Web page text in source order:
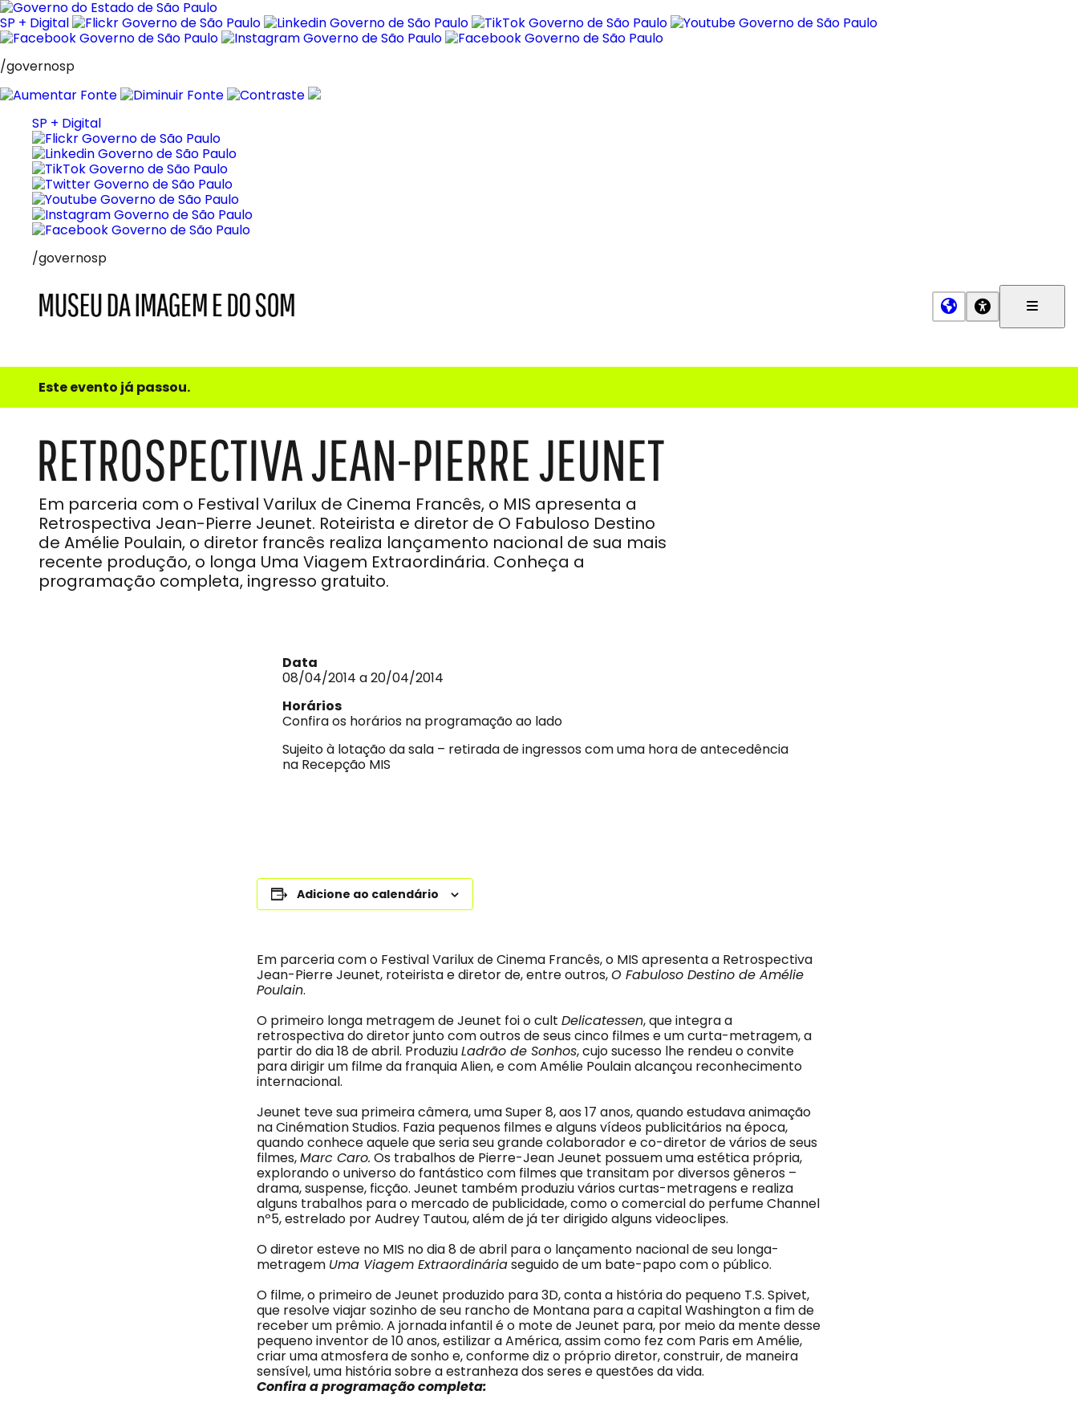
Pular
para
o
SP + Digital
/governosp
SP + Digital
/governosp
e
do
Som
Este evento já passou.
RETROSPECTIVA JEAN-PIERRE JEUNET
Em parceria com o Festival Varilux de Cinema Francês, o MIS apresenta a
Retrospectiva Jean-Pierre Jeunet. Roteirista e diretor de O Fabuloso Destino
de Amélie Poulain, o diretor francês realiza lançamento nacional de sua mais
recente produção, o longa Uma Viagem Extraordinária. Conheça a
programação completa, ingresso gratuito.
Data
08/04/2014 a 20/04/2014
Horários
Confira os horários na programação ao lado
Sujeito à lotação da sala – retirada de ingressos com uma hora de antecedência
na Recepção MIS
Adicione ao calendário
Em parceria com o Festival Varilux de Cinema Francês, o MIS apresenta a Retrospectiva
Jean-Pierre Jeunet, roteirista e diretor de, entre outros,O Fabuloso Destino de Amélie
Poulain.
O primeiro longa metragem de Jeunet foi o cult Delicatessen, que integra a
retrospectiva do diretor junto com outros de seus cinco filmes e um curta-metragem, a
partir do dia 18 de abril. ProduziuLadrão de Sonhos, cujo sucesso lhe rendeu o convite
para dirigir um filme da franquia Alien, e com Amélie Poulain alcançou reconhecimento
internacional.
Jeunet teve sua primeira câmera, uma Super 8, aos 17 anos, quando estudava animação
na Cinémation Studios. Fazia pequenos filmes e alguns vídeos publicitários na época,
quando conhece aquele que seria seu grande colaborador e co-diretor de vários de seus
filmes,Marc Caro. Os trabalhos de Pierre-Jean Jeunet possuem uma estética própria,
explorando o universo do fantástico com filmes que transitam por diversos gêneros –
drama, suspense, ficção. Jeunet também produziu vários curtas-metragens e realiza
alguns trabalhos para o mercado de publicidade, como o comercial do perfume Channel
nº5, estrelado por Audrey Tautou, além de já ter dirigido alguns videoclipes.
O diretor esteve no MIS no dia 8 de abril para o lançamento nacional de seu longa-
metragem Uma Viagem Extraordináriaseguido de um bate-papo com o público.
O filme, o primeiro de Jeunet produzido para 3D, conta a história do pequeno T.S. Spivet,
que resolve viajar sozinho de seu rancho de Montana para a capital Washington a fim de
receber um prêmio. A jornada infantil é o mote de Jeunet para, por meio da mente desse
pequeno inventor de 10 anos, estilizar a América, assim como fez com Paris em Amélie,
criar uma atmosfera de sonho e, conforme diz o próprio diretor, construir, de maneira
sensível, uma história sobre a estranheza dos seres e questões da vida.
Confira a programação completa: